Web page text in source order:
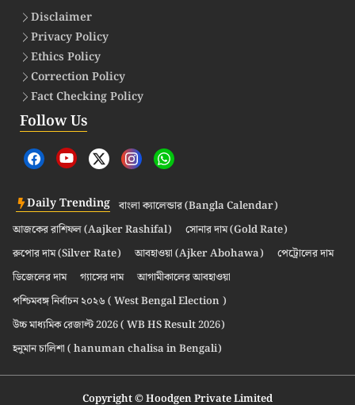
Disclaimer
Privacy Policy
Ethics Policy
Correction Policy
Fact Checking Policy
Follow Us
Daily Trending বাংলা ক্যালেন্ডার (Bangla Calendar)
আজকের রাশিফল (Aajker Rashifal)
সোনার দাম (Gold Rate)
রুপোর দাম (Silver Rate)
আবহাওয়া (Ajker Abohawa)
পেট্রোলের দাম
ডিজেলের দাম
গ্যাসের দাম
আগামীকালের আবহাওয়া
পশ্চিমবঙ্গ নির্বাচন ২০২৬ ( West Bengal Election )
উচ্চ মাধ্যমিক রেজাল্ট 2026 ( WB HS Result 2026)
হনুমান চালিশা ( hanuman chalisa in Bengali)
Copyright © Hoodgen Private Limited